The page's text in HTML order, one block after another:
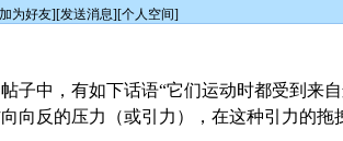
为好友][发送消息][个人空间]
子中，有如下话语“它们运动时都受到来
向反的压力（或引力），在这种引力的拖